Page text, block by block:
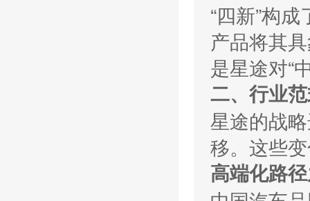
“四新”构
产品将其
是星途对“
二、行业
星途的战
移。这些
高端化路